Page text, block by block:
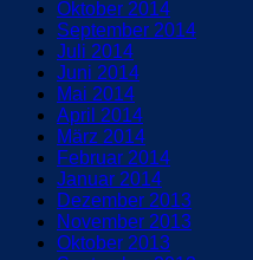
Oktober 2014
September 2014
Juli 2014
Juni 2014
Mai 2014
April 2014
März 2014
Februar 2014
Januar 2014
Dezember 2013
November 2013
Oktober 2013